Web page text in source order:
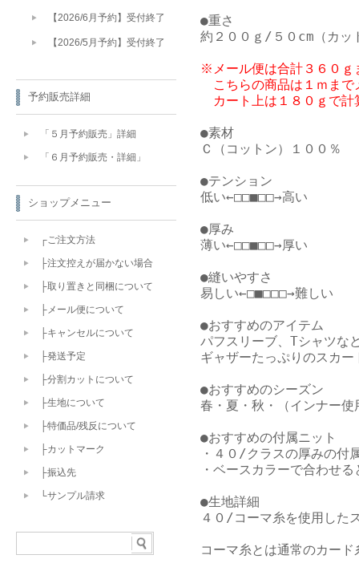
●重さ
※メール便は合計３６０ｇ
こちらの商品は１ｍまで
カート上は１８０ｇで計
●素材
Ｃ（コットン）１００％
●テンション
低い←□□■□□→高い
●厚み
薄い←□□■□□→厚い
●縫いやすさ
易しい←□■□□□→難しい
●おすすめのアイテム
パフスリーブ、Tシャツな
ギャザーたっぷりのスカ
●おすすめのシーズン
春・夏・秋・（インナー使
●おすすめの付属ニット
・４０/クラスの厚みの付
・ベースカラーで合わせ
●生地詳細
４０/コーマ糸を使用した
コーマ糸とは通常のカー
【2026/6月予約】受付終了
【2026/5月予約】受付終了
予約販売詳細
「５月予約販売」詳細
「６月予約販売・詳細」
ショップメニュー
┌ご注文方法
├注文控えが届かない場合
├取り置きと同梱について
├メール便について
├キャンセルについて
├発送予定
├分割カットについて
├生地について
├特価品/残反について
├カットマーク
├振込先
└サンプル請求